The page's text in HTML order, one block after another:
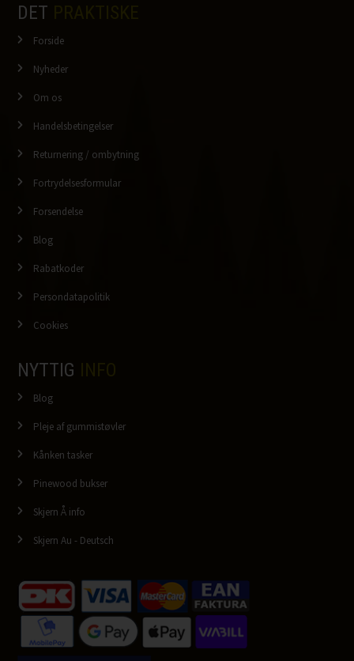
DET
Forside
Nyheder
Om os
Handelsbetingelser
Returnering / ombytning
Fortrydelsesformular
Forsendelse
Blog
Rabatkoder
Persondatapolitik
Cookies
NYTTIG
Blog
Pleje af gummistøvler
Kånken tasker
Pinewood bukser
Skjern Å info
Skjern Au - Deutsch